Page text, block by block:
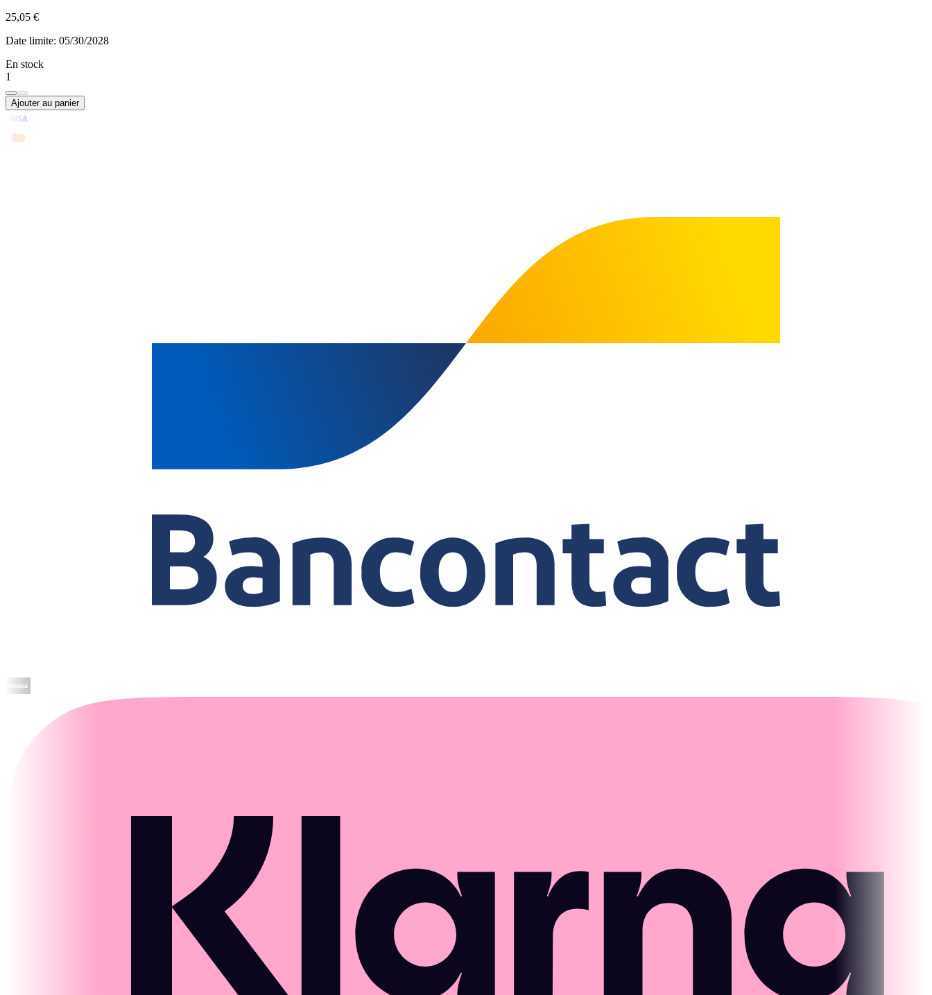
25,05 €
Date limite: 05/30/2028
En stock
1
Ajouter au panier